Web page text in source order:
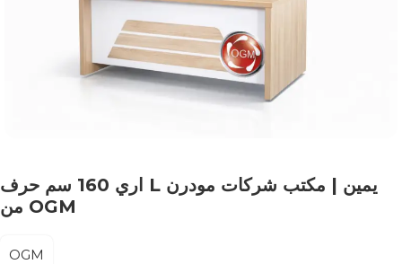
اري 160 سم حرف L يمين | مكتب شركات مودرن
من OGM
OGM